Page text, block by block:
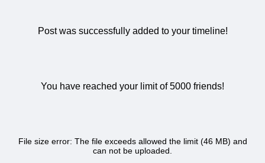
Post was successfully added to your timeline!
You have reached your limit of 5000 friends!
File size error: The file exceeds allowed the limit (46 MB) and
can not be uploaded.